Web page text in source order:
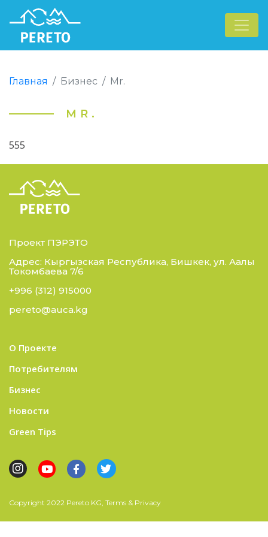
Главная Бизнес Mr.
MR.
555
Проект ПЭРЭТО
Адрес: Кыргызская Республика, Бишкек, ул. Аалы
Токомбаева 7/6
+996 (312) 915000
pereto@auca.kg
О Проекте
Потребителям
Бизнес
Новости
Green Tips
Copyright 2022 Pereto KG, Terms & Privacy